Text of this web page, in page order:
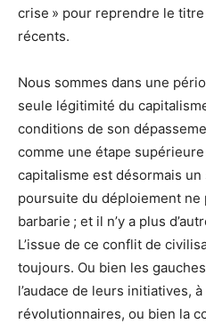
crise » pour reprendre le titre
récents.
Nous sommes dans une
seule légitimité du
conditions de son
comme une étape
capitalisme est désormais
poursuite du déploiement ne
barbarie ; et il n’y a plus
L’issue de ce conflit de
toujours. Ou bien les
l’audace de leurs initiatives,
révolutionnaires, ou bien la